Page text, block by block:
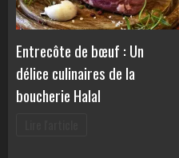
Entrecôte de bœuf : Un
délice culinaires de la
boucherie Halal